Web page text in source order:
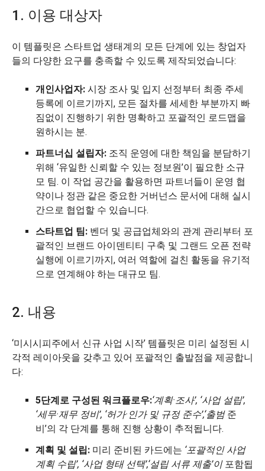
1. 이용 대상자
이 템플릿은 스타트업 생태계의 모든 단계에 있는 창업자
들의 다양한 요구를 충족할 수 있도록 제작되었습니다:
개인사업자: 시장 조사 및 입지 선정부터 최종 주세
등록에 이르기까지, 모든 절차를 세세한 부분까지 빠
짐없이 진행하기 위한 명확하고 포괄적인 로드맵을
원하시는 분.
파트너십 설립자: 조직 운영에 대한 책임을 분담하기
위해 ‘유일한 신뢰할 수 있는 정보원’이 필요한 소규
모 팀. 이 작업 공간을 활용하면 파트너들이 운영 협
약이나 정관 같은 중요한 거버넌스 문서에 대해 실시
간으로 협업할 수 있습니다.
스타트업 팀: 벤더 및 공급업체와의 관계 관리부터 포
괄적인 브랜드 아이덴티티 구축 및 그랜드 오픈 전략
실행에 이르기까지, 여러 역할에 걸친 활동을 유기적
으로 연계해야 하는 대규모 팀.
2. 내용
‘미시시피주에서 신규 사업 시작’ 템플릿은 미리 설정된 시
각적 레이아웃을 갖추고 있어 포괄적인 출발점을 제공합니
다:
5단계로 구성된 워크플로우:‘계획·조사’, ‘사업 설립’,
‘세무·재무 정비’, ‘허가·인가 및 규정 준수’,‘출범준
비’의 각 단계를 통해 진행 상황이 추적됩니다.
계획 및 설립: 미리 준비된 카드에는 ‘포괄적인 사업
계획 수립’, ‘사업 형태 선택’,‘설립 서류 제출’이포함됩